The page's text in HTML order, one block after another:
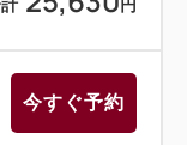
円
今すぐ予約